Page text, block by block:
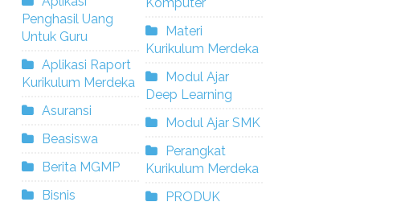
Penghasil Uang
Untuk Guru
Aplikasi Raport
Kurikulum Merdeka
Asuransi
Beasiswa
Berita MGMP
Bisnis
Materi
Kurikulum Merdeka
Modul Ajar
Deep Learning
Modul Ajar SMK
Perangkat
Kurikulum Merdeka
PRODUK